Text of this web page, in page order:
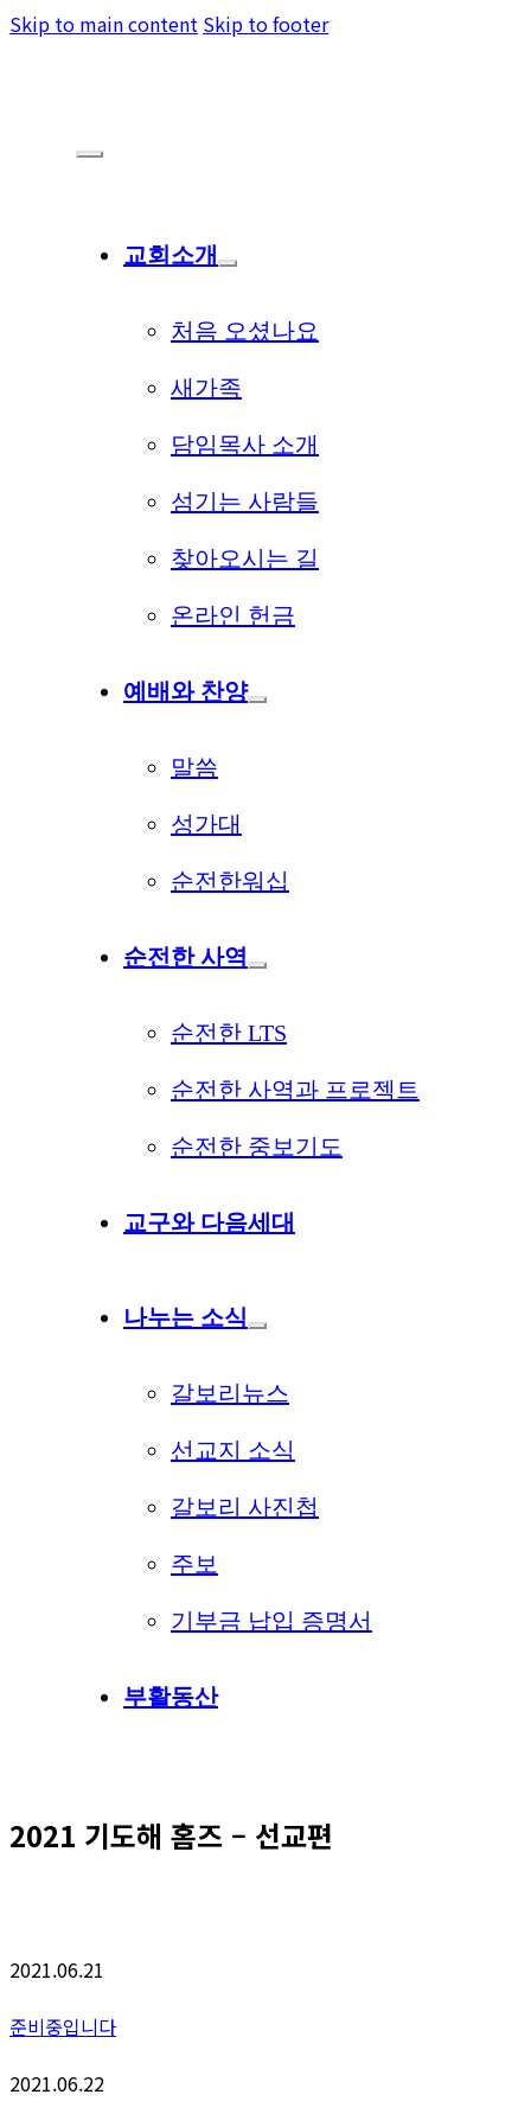
Skip to main content Skip to footer
교회소개
처음 오셨나요
새가족
담임목사 소개
섬기는 사람들
찾아오시는 길
온라인 헌금
예배와 찬양
말씀
성가대
순전한워십
순전한 사역
순전한 LTS
순전한 사역과 프로젝트
순전한 중보기도
교구와 다음세대
나누는 소식
갈보리뉴스
선교지 소식
갈보리 사진첩
주보
기부금 납입 증명서
부활동산
2021 기도해 홈즈 – 선교편
2021.06.21
준비중입니다
2021.06.22